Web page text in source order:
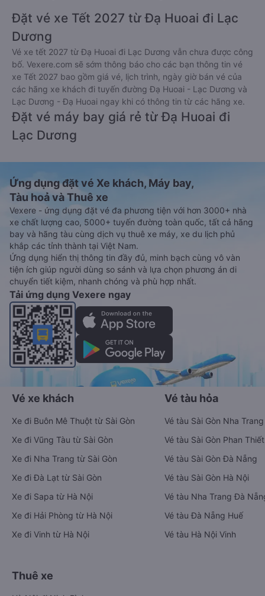
Đặt vé xe Tết 2027 từ Đạ Huoai đi Lạc
Dương
Vé xe tết 2027 từ Đạ Huoai đi Lạc Dương vẫn chưa được công
bố. Vexere.com sẽ sớm thông báo cho các bạn thông tin vé
xe Tết 2027 bao gồm giá vé, lịch trình, ngày giờ bán vé của
các hãng xe khách đi tuyến đường Đạ Huoai - Lạc Dương và
Lạc Dương - Đạ Huoai ngay khi có thông tin từ các hãng xe.
Đặt vé máy bay giá rẻ từ Đạ Huoai đi
Lạc Dương
Ứng dụng đặt vé Xe khách, Máy bay,
Tàu hoả và Thuê xe
Vexere - ứng dụng đặt vé đa phương tiện với hơn 3000+ nhà
xe chất lượng cao, 5000+ tuyến đường toàn quốc, tất cả hãng
bay và hãng tàu cùng dịch vụ thuê xe máy, xe du lịch phủ
khắp các tỉnh thành tại Việt Nam.
Ứng dụng hiển thị thông tin đầy đủ, minh bạch cùng vô vàn
tiện ích giúp người dùng so sánh và lựa chọn phương án di
chuyển tiết kiệm, nhanh chóng và phù hợp nhất.
Tải ứng dụng Vexere ngay
Vé xe khách
Xe đi Buôn Mê Thuột từ Sài Gòn
Xe đi Vũng Tàu từ Sài Gòn
Xe đi Nha Trang từ Sài Gòn
Xe đi Đà Lạt từ Sài Gòn
Xe đi Sapa từ Hà Nội
Xe đi Hải Phòng từ Hà Nội
Xe đi Vinh từ Hà Nội
Vé tàu hỏa
Vé tàu Sài Gòn Nha Trang
Vé tàu Sài Gòn Phan Thiết
Vé tàu Sài Gòn Đà Nẵng
Vé tàu Sài Gòn Hà Nội
Vé tàu Nha Trang Đà
Vé tàu Đà Nẵng Huế
Vé tàu Hà Nội Vinh
Thuê xe